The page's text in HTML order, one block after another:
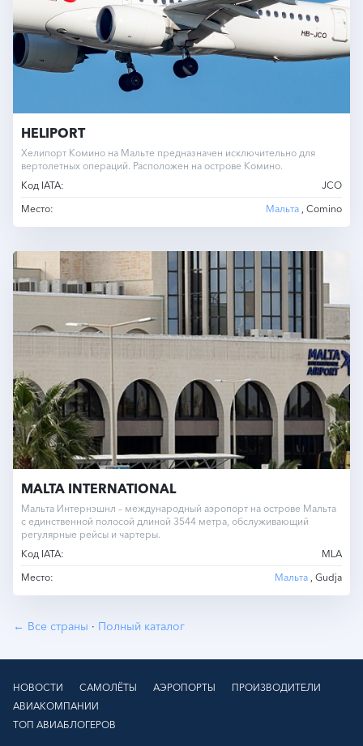
HELIPORT
Хелипорт Комино на Мальте предназначен исключительно для
вертолетных операций. Расположен на острове Комино.
Код IATA:
JCO
Место:
Мальта , Comino
MALTA INTERNATIONAL
Мальта Интернэшнл – международный аэропорт на острове Мальта
с единственной полосой длиной 3544 метра, обслуживающий
регулярные рейсы и чартеры.
Код IATA:
MLA
Место:
Мальта , Gudja
← Все страны · Полный каталог
НОВОСТИ САМОЛЁТЫ АЭРОПОРТЫ
ПРОИЗВОДИТЕЛИ
АВИАКОМПАНИИ
ТОП АВИАБЛОГЕРОВ